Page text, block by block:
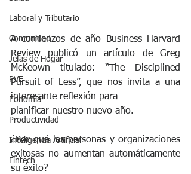
Laboral y Tributario
Comunidad
Jefas de Hogar
PVE
Eonomia
Productividad
Inteligencia Artificial
Fintech
A comienzos de año Business Harvard
Review publicó un artículo de Greg
McKeown titulado: “The Disciplined
Pursuit of Less”, que nos invita a una
interesante reflexión para
planificar nuestro nuevo año.
¿Por qué las personas y organizaciones
exitosas no aumentan automáticamente
su éxito?